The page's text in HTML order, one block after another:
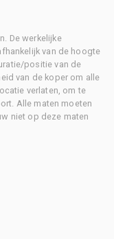
De werkelijke
van de hoogte
positie van de
van de koper om alle
verlaten, om te
Alle maten moeten
niet op deze maten